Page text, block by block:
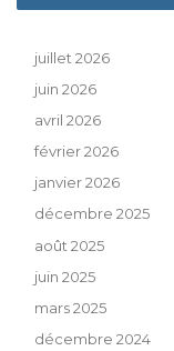
juillet 2026
juin 2026
avril 2026
février 2026
janvier 2026
décembre 2025
août 2025
juin 2025
mars 2025
décembre 2024